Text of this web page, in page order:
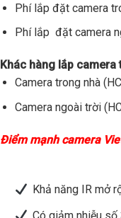
Phí lắp đặt camera
Phí lắp đặt camera
Khác hàng lắp
Camera trong nhà
Camera ngoài trời
Điểm mạnh camera
Khả năng IR mở